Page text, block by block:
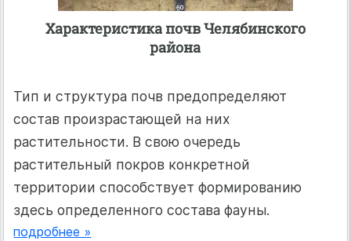
Характеристика почв Челябинского
района
Тип и структура почв предопределяют
состав произрастающей на них
растительности. В свою очередь
растительный покров конкретной
территории способствует формированию
здесь определенного состава фауны.
подробнее »